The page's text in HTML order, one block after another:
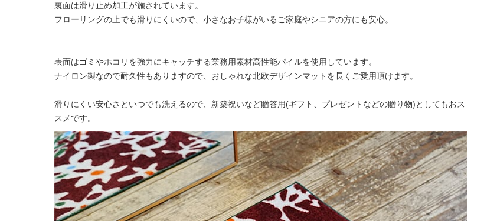
裏面は滑り止め加工が施されています。
フローリングの上でも滑りにくいので、小さなお子様がいるご家庭やシニアの方にも安心。
表面はゴミやホコリを強力にキャッチする業務用素材高性能パイルを使用しています。
ナイロン製なので耐久性もありますので、おしゃれな北欧デザインマットを長くご愛用頂けます。
滑りにくい安心さといつでも洗えるので、新築祝いなど贈答用(ギフト、プレゼントなどの贈り物)としてもおス
スメです。